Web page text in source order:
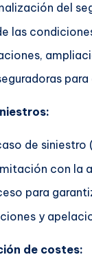
del
las
de
con la
para
y
de costes: